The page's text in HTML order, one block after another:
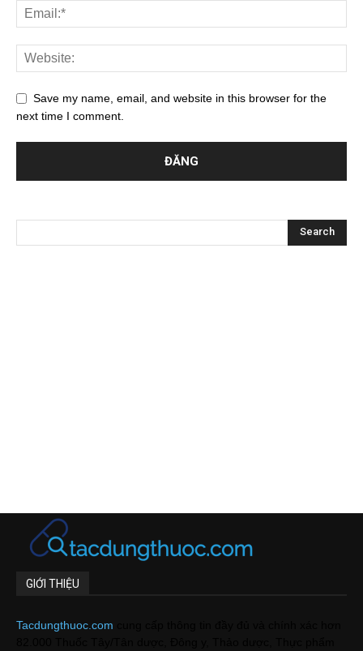
Save my name, email, and website in this browser for the
next time I comment.
GIỚI THIỆU
Tacdungthuoc.com